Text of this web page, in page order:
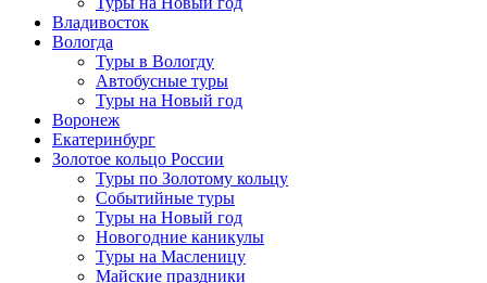
Владивосток
Вологда
Туры в Вологду
Автобусные туры
Туры на Новый год
Воронеж
Екатеринбург
Золотое кольцо России
Туры по Золотому кольцу
Событийные туры
Туры на Новый год
Новогодние каникулы
Туры на Масленицу
Майские праздники